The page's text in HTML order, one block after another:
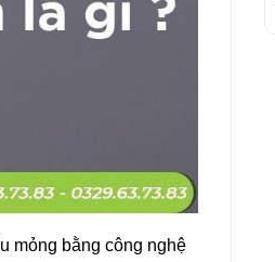
mỏng bằng công nghệ